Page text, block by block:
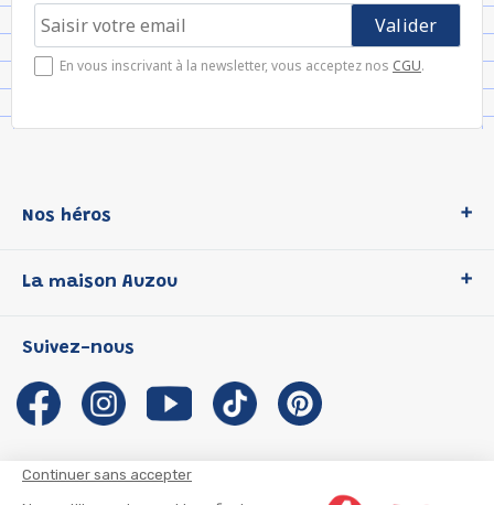
Continuer sans accepter
En vous inscrivant à la newsletter, vous acceptez nos CGU.
Nos héros
P'tit Loup
Les Influenceuses
Migali
Petite Taupe
La maison Auzou
Notre histoire
Auzou s'engage
Auteurs et illustrateurs Auzou
Suivez-nous